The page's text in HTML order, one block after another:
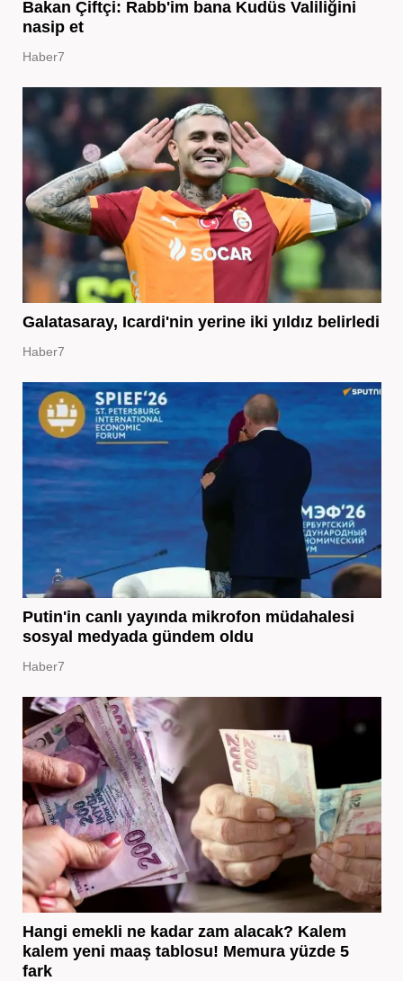
Bakan Çiftçi: Rabb'im bana Kudüs Valiliğini
nasip et
Haber7
Galatasaray, Icardi'nin yerine iki yıldız belirledi
Haber7
Putin'in canlı yayında mikrofon müdahalesi
sosyal medyada gündem oldu
Haber7
Hangi emekli ne kadar zam alacak? Kalem
kalem yeni maaş tablosu! Memura yüzde 5
fark